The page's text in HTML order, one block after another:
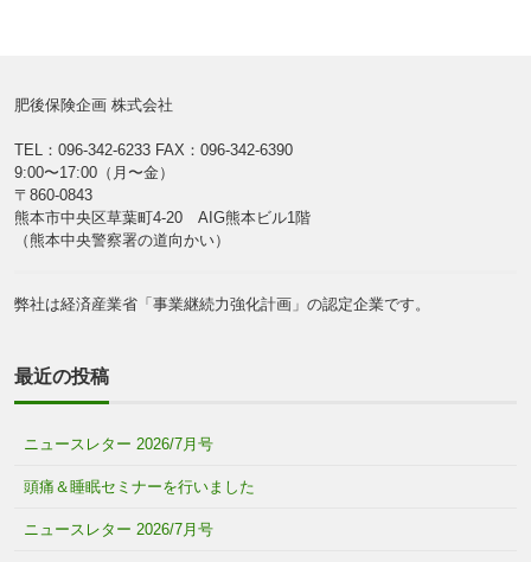
肥後保険企画 株式会社
TEL：096-342-6233 FAX：096-342-6390
9:00〜17:00（月〜金）
〒860-0843
熊本市中央区草葉町4-20 AIG熊本ビル1階
（熊本中央警察署の道向かい）
弊社は経済産業省「事業継続力強化計画」の認定企業です。
最近の投稿
ニュースレター 2026/7月号
頭痛＆睡眠セミナーを行いました
ニュースレター 2026/7月号